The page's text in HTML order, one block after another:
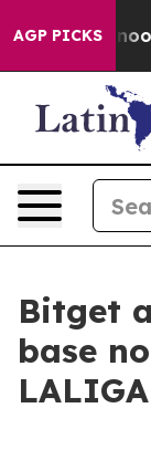
AGP PICKS
Chattanooga.
Bitget
base